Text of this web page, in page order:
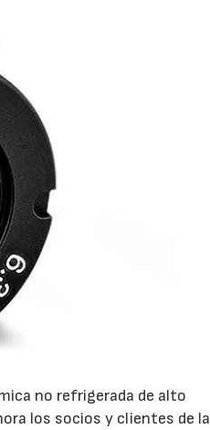
no refrigerada de alto
los socios y clientes de la